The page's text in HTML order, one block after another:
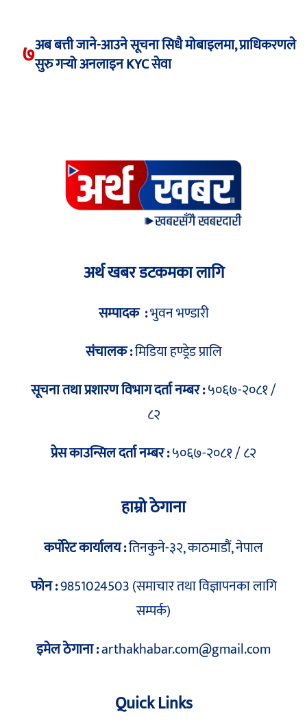
७अब बत्ती जाने-आउने सूचना सिधै मोबाइलमा, प्राधिकरणले
सुरु गर्‍यो अनलाइन KYC सेवा
अर्थ खबर डटकमका लागि
सम्पादक :भुवन भण्डारी
संचालक :मिडिया हण्ड्रेड प्रालि
सूचना तथा प्रशारण विभाग दर्ता नम्बर :५०६७-२०८१ /
८२
प्रेस काउन्सिल दर्ता नम्बर :५०६७-२०८१ / ८२
हाम्रो ठेगाना
कर्पोरेट कार्यालय :तिनकुने-३२, काठमाडौं, नेपाल
फोन :9851024503 (समाचार तथा विज्ञापनका लागि
सम्पर्क)
इमेल ठेगाना :arthakhabar.com@gmail.com
Quick Links